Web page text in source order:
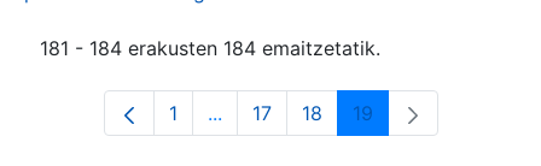
181 - 184 erakusten 184 emaitzetatik.
Orrialdea
1 ...Intermediate Pages Use TAB to
Orrialdea
17 Orrialdea
18 Orrialdea
19